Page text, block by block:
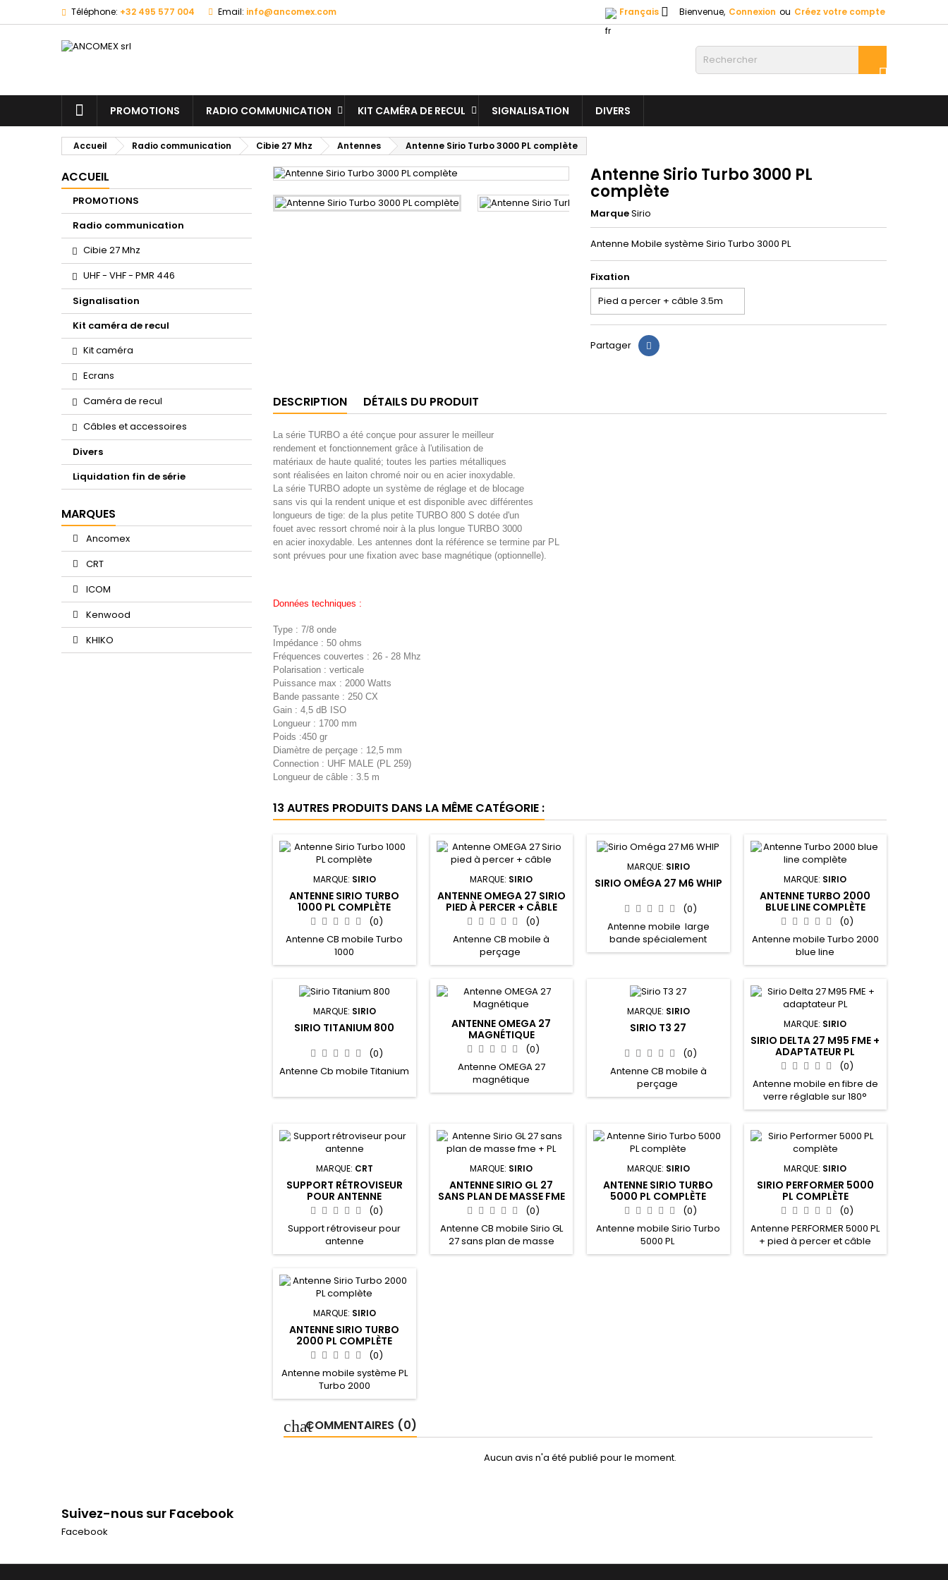
Téléphone: +32 495 577 004 Email: info@ancomex.com Bienvenue, Connexion ou Créez votre compte
Français 

PROMOTIONS RADIO COMMUNICATION KIT CAMÉRA DE RECUL SIGNALISATION DIVERS
Accueil Radio communication Cibie 27 Mhz Antennes Antenne Sirio Turbo 3000 PL complète
ACCUEIL
PROMOTIONS
Radio communication
Cibie 27 Mhz
UHF - VHF - PMR 446
Signalisation
Kit caméra de recul
Kit caméra
Ecrans
Caméra de recul
Câbles et accessoires
Divers
Liquidation fin de série
MARQUES
Ancomex
CRT
ICOM
Kenwood
KHIKO
Antenne Sirio Turbo 3000 PL
complète
MarqueSirio
Antenne Mobile système Sirio Turbo 3000 PL
Fixation
Partager
DESCRIPTION DÉTAILS DU PRODUIT
La série TURBO a été conçue pour assurer le meilleur
rendement et fonctionnement grâce à l'utilisation de
matériaux de haute qualité; toutes les parties métalliques
sont réalisées en laiton chromé noir ou en acier inoxydable.
La série TURBO adopte un système de réglage et de blocage
sans vis qui la rendent unique et est disponible avec différentes
longueurs de tige: de la plus petite TURBO 800 S dotée d'un
fouet avec ressort chromé noir à la plus longue TURBO 3000
en acier inoxydable. Les antennes dont la référence se termine par PL
sont prévues pour une fixation avec base magnétique (optionnelle).
Données techniques :
Type : 7/8 onde
Impédance : 50 ohms
Fréquences couvertes : 26 - 28 Mhz
Polarisation : verticale
Puissance max : 2000 Watts
Bande passante : 250 CX
Gain : 4,5 dB ISO
Longueur : 1700 mm
Poids :450 gr
Diamètre de perçage : 12,5 mm
Connection : UHF MALE (PL 259)
Longueur de câble : 3.5 m
13 AUTRES PRODUITS DANS LA MÊME CATÉGORIE :
MARQUE: SIRIO
ANTENNE SIRIO TURBO
1000 PL COMPLÈTE
(0)
Antenne CB mobile Turbo
1000
MARQUE: SIRIO
ANTENNE OMEGA 27 SIRIO
PIED À PERCER + CÂBLE
(0)
Antenne CB mobile à
perçage
MARQUE: SIRIO
SIRIO OMÉGA 27 M6 WHIP
(0)
Antenne mobile large
bande spécialement
conçue pour un montage
MARQUE: SIRIO
ANTENNE TURBO 2000
BLUE LINE COMPLÈTE
(0)
Antenne mobile Turbo 2000
blue line
MARQUE: SIRIO
SIRIO TITANIUM 800
(0)
Antenne Cb mobile Titanium
ANTENNE OMEGA 27
MAGNÉTIQUE
(0)
Antenne OMEGA 27
magnétique
MARQUE: SIRIO
SIRIO T3 27
(0)
Antenne CB mobile à
perçage
MARQUE: SIRIO
SIRIO DELTA 27 M95 FME +
ADAPTATEUR PL
(0)
Antenne mobile en fibre de
verre réglable sur 180°
MARQUE: CRT
SUPPORT RÉTROVISEUR
POUR ANTENNE
(0)
Support rétroviseur pour
antenne
MARQUE: SIRIO
ANTENNE SIRIO GL 27
SANS PLAN DE MASSE FME
+ PL
(0)
Antenne CB mobile Sirio GL
27 sans plan de masse
MARQUE: SIRIO
ANTENNE SIRIO TURBO
5000 PL COMPLÈTE
(0)
Antenne mobile Sirio Turbo
5000 PL
MARQUE: SIRIO
SIRIO PERFORMER 5000
PL COMPLÈTE
(0)
Antenne PERFORMER 5000 PL
+ pied à percer et câble
MARQUE: SIRIO
ANTENNE SIRIO TURBO
2000 PL COMPLÈTE
(0)
Antenne mobile système PL
Turbo 2000
COMMENTAIRES (0)
Aucun avis n'a été publié pour le moment.
Suivez-nous sur Facebook
Facebook